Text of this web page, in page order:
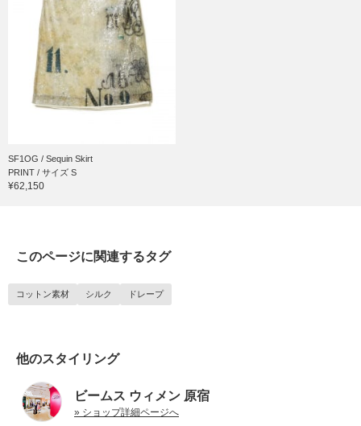
SF1OG / Sequin Skirt
PRINT / サイズ S
¥62,150
このページに関連するタグ
コットン素材 シルク ドレープ
他のスタイリング
ビームス ウィメン 原宿
» ショップ詳細ページへ